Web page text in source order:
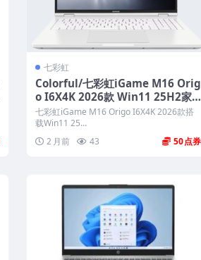
七彩虹
Colorful/七彩虹iGame M16 Orig
o I6X4K 2026款 Win11 25H2家
庭版 原厂OEM系统 带COLORFUL
一键还原
七彩虹iGame M16 Origo I6X4K 2026款搭
载Win11 25...
2 月前
43 50